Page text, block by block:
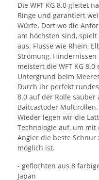
Die WFT KG 8.0 gleitet
Ringe und garantiert
Würfe. Dort wo die
am höchsten sind, spielt
aus. Flüsse wie Rhein,
Strömung,
meistert die WFT KG
Untergrund beim
Durch ihr perfekt
8.0 auf der Rolle sauber
Baitcastoder Multirollen.
Wieder legen wir die
Technologie auf, um mit
Angler die beste
möglich ist.
- geflochten aus 8
Japan